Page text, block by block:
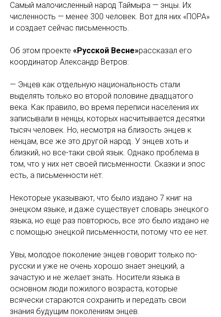
Самый малочисленный народ Таймыра — энцы. Их
численность — менее 300 человек. Вот для них «ПОРА»
и создает сейчас письменность.
Об этом проекте «Русской Весне»рассказал его
координатор Александр Ветров:
— Энцев как отдельную национальность стали
выделять только во второй половине двадцатого
века. Как правило, во время переписи населения их
записывали в ненцы, которых насчитывается десятки
тысяч человек. Но, несмотря на близость энцев к
ненцам, все же это другой народ. У энцев хоть и
близкий, но все-таки свой язык. Однако проблема в
том, что у них нет своей письменности. Сказки и эпос
есть, а письменности нет.
Некоторые указывают, что было издано 7 книг на
энецком языке, и даже существует словарь энецкого
языка, но еще раз повторюсь, все это было издано не
с помощью энецкой письменности, потому что ее нет.
Увы, молодое поколение энцев говорит только по-
русски и уже не очень хорошо знает энецкий, а
зачастую и не желает знать. Носители языка в
основном люди пожилого возраста, которые
всячески стараются сохранить и передать свои
знания будущим поколениям энцев.